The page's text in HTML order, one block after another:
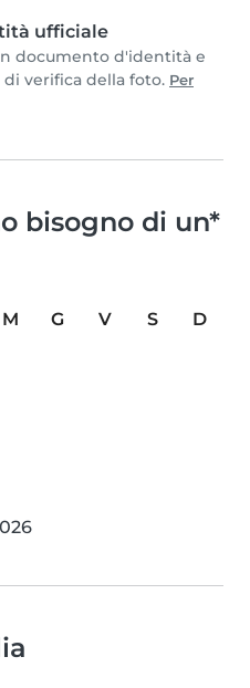
ufficiale
documento d'identità e
verifica della foto. Per
bisogno di un*
M G V S
D